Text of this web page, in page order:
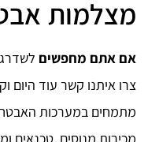
מצלמות
אם אתם מחפשים
צרו איתנו קשר עוד היום
מתמחים במערכות